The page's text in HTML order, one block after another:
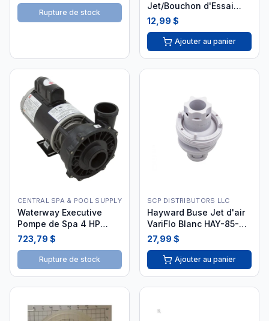
Rupture de stock
Jet/Bouchon d'Essai
sans Joint Torique 218-
1770A
12,99 $
Ajouter au panier
CENTRAL SPA & POOL SUPPLY
Waterway Executive
Pompe de Spa 4 HP
3721621-1D
723,79 $
Rupture de stock
SCP DISTRIBUTORS LLC
Hayward Buse Jet d'air
VariFlo Blanc HAY-85-
8137 i26
27,99 $
Ajouter au panier